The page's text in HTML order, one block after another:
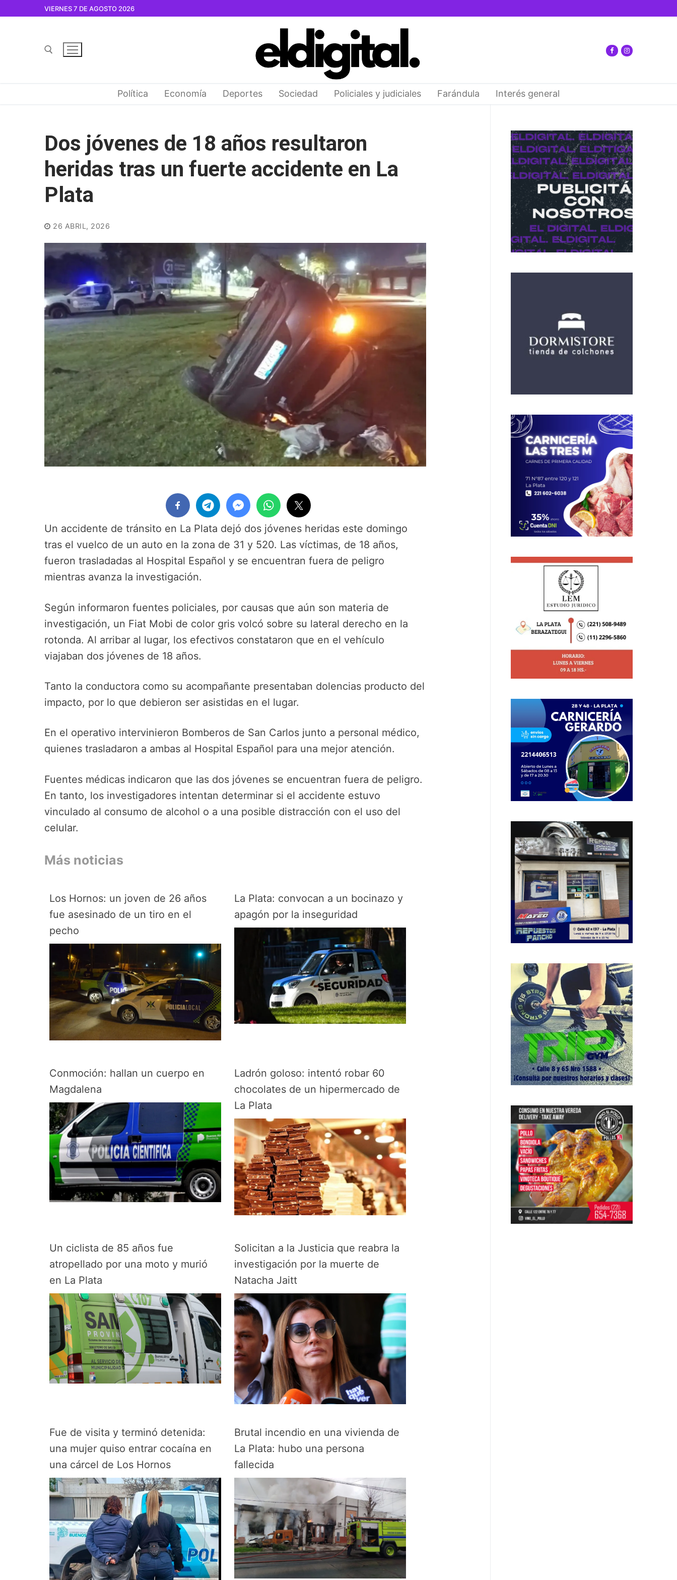
VIERNES 7 DE AGOSTO 2026
Política Economía Deportes Sociedad Policiales y judiciales Farándula Interés general
Dos jóvenes de 18 años resultaron
heridas tras un fuerte accidente en La
Plata
26 ABRIL, 2026
Un accidente de tránsito en La Plata dejó dos jóvenes heridas este domingo
tras el vuelco de un auto en la zona de 31 y 520. Las víctimas, de 18 años,
fueron trasladadas al Hospital Español y se encuentran fuera de peligro
mientras avanza la investigación.
Según informaron fuentes policiales, por causas que aún son materia de
investigación, un Fiat Mobi de color gris volcó sobre su lateral derecho en la
rotonda. Al arribar al lugar, los efectivos constataron que en el vehículo
viajaban dos jóvenes de 18 años.
Tanto la conductora como su acompañante presentaban dolencias producto del
impacto, por lo que debieron ser asistidas en el lugar.
En el operativo intervinieron Bomberos de San Carlos junto a personal médico,
quienes trasladaron a ambas al Hospital Español para una mejor atención.
Fuentes médicas indicaron que las dos jóvenes se encuentran fuera de peligro.
En tanto, los investigadores intentan determinar si el accidente estuvo
vinculado al consumo de alcohol o a una posible distracción con el uso del
celular.
Más noticias
Los Hornos: un joven de 26 años
fue asesinado de un tiro en el
pecho
La Plata: convocan a un bocinazo y
apagón por la inseguridad
Conmoción: hallan un cuerpo en
Magdalena
Ladrón goloso: intentó robar 60
chocolates de un hipermercado de
La Plata
Un ciclista de 85 años fue
atropellado por una moto y murió
en La Plata
Solicitan a la Justicia que reabra la
investigación por la muerte de
Natacha Jaitt
Fue de visita y terminó detenida:
una mujer quiso entrar cocaína en
una cárcel de Los Hornos
Brutal incendio en una vivienda de
La Plata: hubo una persona
fallecida